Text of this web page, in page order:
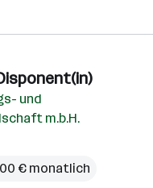
und
m.b.H.
€ monatlich